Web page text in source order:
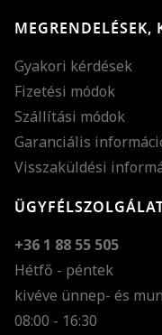
MEGRENDELÉSEK,
Gyakori kérdések
Fizetési módok
Szállítási módok
Garanciális
Visszaküldési
+36 1 88 55 505
Hétfő - péntek
kivéve ünnep- és
08:00 - 16:30